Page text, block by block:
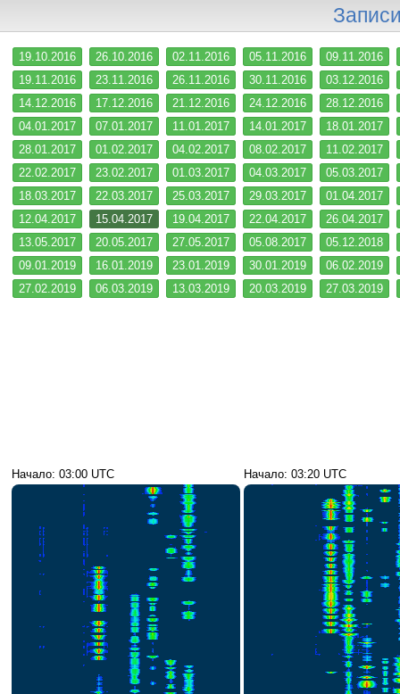
19.10.2016 26.10.2016 02.11.2016 05.11.2016
09.11.2016
19.11.2016
23.11.2016 26.11.2016 30.11.2016
03.12.2016
14.12.2016
17.12.2016 21.12.2016 24.12.2016
28.12.2016
04.01.2017
07.01.2017 11.01.2017 14.01.2017
18.01.2017
28.01.2017
01.02.2017 04.02.2017 08.02.2017
11.02.2017
22.02.2017
23.02.2017 01.03.2017 04.03.2017
05.03.2017
18.03.2017
22.03.2017 25.03.2017 29.03.2017
01.04.2017
12.04.2017
15.04.2017 19.04.2017 22.04.2017
26.04.2017
13.05.2017
20.05.2017 27.05.2017 05.08.2017
05.12.2018
09.01.2019
16.01.2019 23.01.2019 30.01.2019
06.02.2019
27.02.2019
06.03.2019 13.03.2019 20.03.2019 27.03.2019
Начало: 03:00 UTC Начало: 03:20 UTC